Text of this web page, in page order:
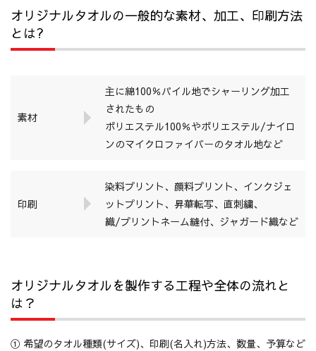
オリジナルタオルの一般的な素材、加工、印刷方法
とは?
素材
主に綿100％パイル地でシャーリング加工
されたもの
ポリエステル100％やポリエステル/ナイロ
ンのマイクロファイバーのタオル地など
印刷
染料プリント、顔料プリント、インクジェ
ットプリント、昇華転写、直刺繍、
織/プリントネーム縫付、ジャガード織など
オリジナルタオルを製作する工程や全体の流れと
は？
① 希望のタオル種類(サイズ)、印刷(名入れ)方法、数量、予算など